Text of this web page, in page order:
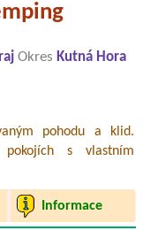
Okres Kutná Hora
pohodu a klid.
s vlastním
Informace